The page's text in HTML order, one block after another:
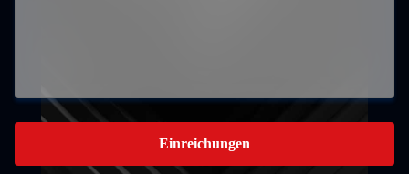
Einreichungen